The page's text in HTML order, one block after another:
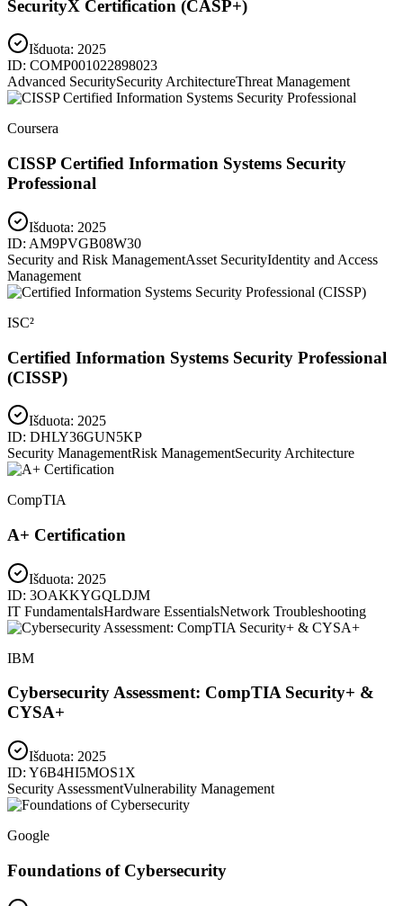
SecurityX Certification (CASP+)
Išduota: 2025
ID: COMP001022898023
Advanced SecuritySecurity ArchitectureThreat Management
Coursera
CISSP Certified Information Systems Security
Professional
Išduota: 2025
ID: AM9PVGB08W30
Security and Risk ManagementAsset SecurityIdentity and Access
Management
ISC²
Certified Information Systems Security Professional
(CISSP)
Išduota: 2025
ID: DHLY36GUN5KP
Security ManagementRisk ManagementSecurity Architecture
CompTIA
A+ Certification
Išduota: 2025
ID: 3OAKKYGQLDJM
IT FundamentalsHardware EssentialsNetwork Troubleshooting
IBM
Cybersecurity Assessment: CompTIA Security+ &
CYSA+
Išduota: 2025
ID: Y6B4HI5MOS1X
Security AssessmentVulnerability Management
Google
Foundations of Cybersecurity